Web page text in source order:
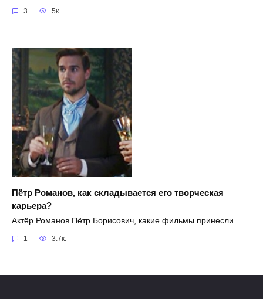
3 5к.
Пётр Романов, как складывается его творческая
карьера?
Актёр Романов Пётр Борисович, какие фильмы принесли
1 3.7к.